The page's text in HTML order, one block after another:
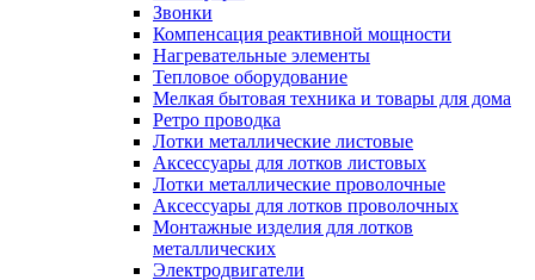
Звонки
Компенсация реактивной мощности
Нагревательные элементы
Тепловое оборудование
Мелкая бытовая техника и товары для дома
Ретро проводка
Лотки металлические листовые
Аксессуары для лотков листовых
Лотки металлические проволочные
Аксессуары для лотков проволочных
Монтажные изделия для лотков
металлических
Электродвигатели